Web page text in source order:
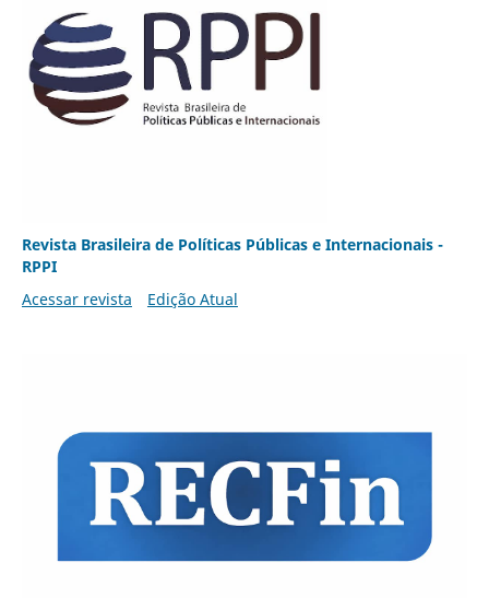
Revista Brasileira de Políticas Públicas e Internacionais -
RPPI
Acessar revista
Edição Atual